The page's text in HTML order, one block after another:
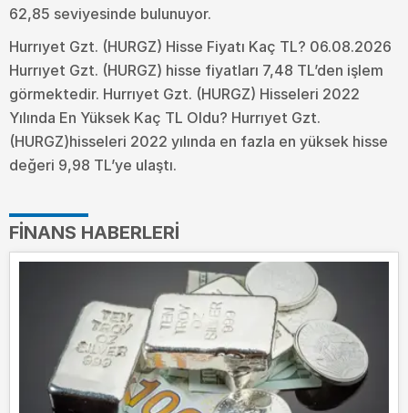
62,85 seviyesinde bulunuyor.
Hurrıyet Gzt. (HURGZ) Hisse Fiyatı Kaç TL? 06.08.2026
Hurrıyet Gzt. (HURGZ) hisse fiyatları 7,48 TL’den işlem
görmektedir. Hurrıyet Gzt. (HURGZ) Hisseleri 2022
Yılında En Yüksek Kaç TL Oldu? Hurrıyet Gzt.
(HURGZ)hisseleri 2022 yılında en fazla en yüksek hisse
değeri 9,98 TL’ye ulaştı.
FINANS HABERLERI